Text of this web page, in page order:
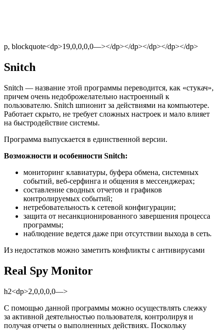
p, blockquote<dp>19,0,0,0,0—></dp></dp></dp></dp></dp>
Snitch
Snitch — название этой программы переводится, как «стукач»,
причем очень недоброжелательно настроенный к
пользователю. Snitch шпионит за действиями на компьютере.
Работает скрыто, не требует сложных настроек и мало влияет
на быстродействие системы.
Программа выпускается в единственной версии.
Возможности и особенности Snitch:
мониторинг клавиатуры, буфера обмена, системных
событий, веб-серфинга и общения в мессенджерах;
составление сводных отчетов и графиков
контролируемых событий;
нетребовательность к сетевой конфигурации;
защита от несанкционированного завершения процесса
программы;
наблюдение ведется даже при отсутствии выхода в сеть.
Из недостатков можно заметить конфликты с антивирусами
Real Spy Monitor
h2<dp>2,0,0,0,0—>
С помощью данной программы можно осуществлять слежку
за активной деятельностью пользователя, контролируя и
получая отчеты о выполненных действиях. Поскольку